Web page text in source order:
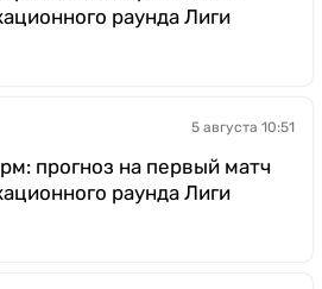
раунда Лиги
5 августа 10:51
прогноз на первый матч
раунда Лиги